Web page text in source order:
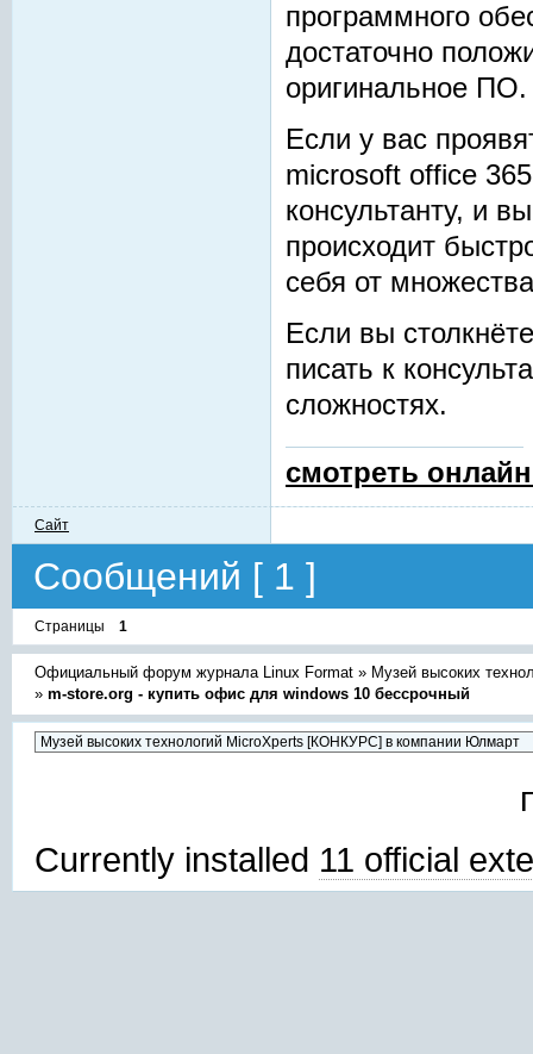
программного
достаточно
оригинальное ПО.
Если у вас
microsoft office
консультанту, и
происходит
себя от
Если вы
писать к
сложностях.
смотреть
Сайт
Сообщений [ 1 ]
Страницы 1
Официальный форум журнала Linux Format » Музей высоких
»m-store.org - купить офис для windows 10 бессрочный
Currently installed 11 official